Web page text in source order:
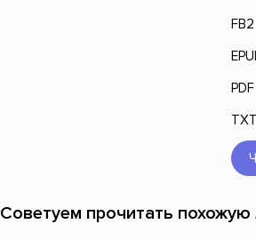
FB2
PDF
TXT
Советуем прочитать похожую